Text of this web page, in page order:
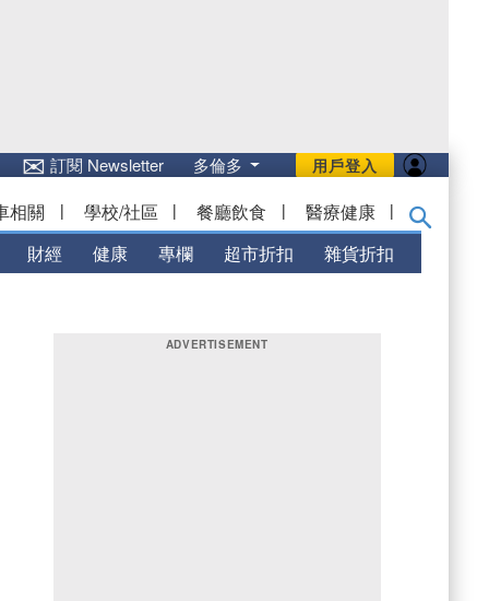
用戶登入
✉訂閱 Newsletter 多倫多
相關 | 學校/社區 | 餐廳飲食 | 醫療健康 |
財經 健康 專欄 超市折扣 雜貨折扣